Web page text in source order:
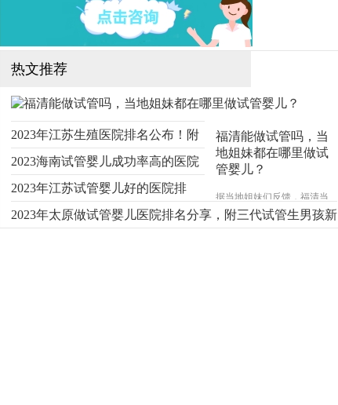
热文推荐
福清能做试管吗，当
地姐妹都在哪里做试
管婴儿？
据当地姐妹们反馈，福清当
地并不能做试管婴儿，大多
数需要做试管辅助受孕的往
2023年江苏生殖医院排名公布！附
费用及成功率参考
2023海南试管婴儿成功率高的医院
有哪些？
2023年江苏试管婴儿好的医院排
名！附新排名参考
2023年太原做试管婴儿医院排名分享，附三代试管生男孩新